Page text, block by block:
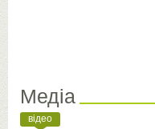
Медіа
відео